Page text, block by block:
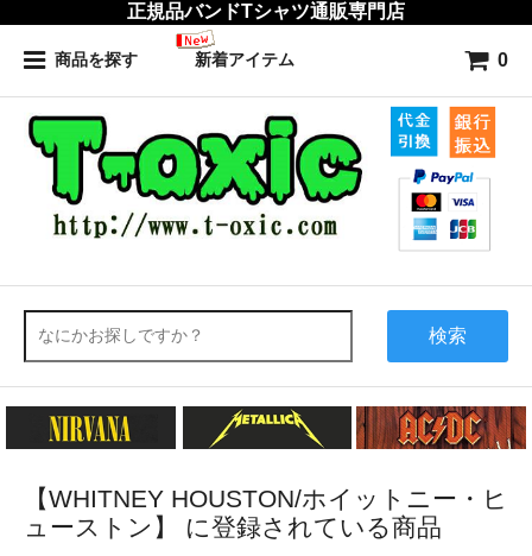
正規品バンドTシャツ通販専門店
商品を探す 新着アイテム 0
検索
【WHITNEY HOUSTON/ホイットニー・ヒ
ューストン】 に登録されている商品